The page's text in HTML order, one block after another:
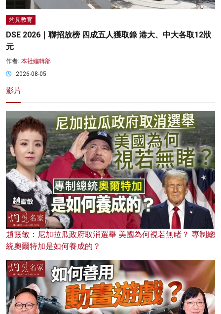
灼見教育
DSE 2026｜聯招放榜 四成五人獲取錄 港大、中大各取12狀
元
作者: 本社編輯部
2026-08-05
影片
趙靈敏：尼加拉瓜政府取消選舉 美國為何視若無睹？ 專制總
統奧爾特加是如何養成的？